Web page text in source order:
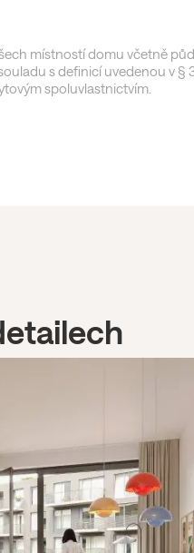
místností domu včetně
s definicí uvedenou v §
spoluvlastnictvím.